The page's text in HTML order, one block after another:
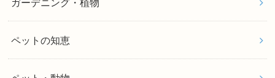
ガーデニング・植物
ペットの知恵